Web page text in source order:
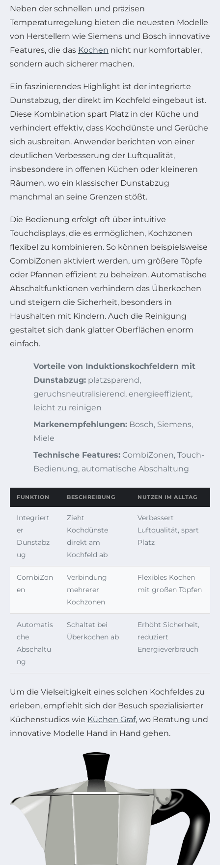
Neben der schnellen und präzisen
Temperaturregelung bieten die neuesten Modelle
von Herstellern wie Siemens und Bosch innovative
Features, die das Kochen nicht nur komfortabler,
sondern auch sicherer machen.
Ein faszinierendes Highlight ist der integrierte
Dunstabzug, der direkt im Kochfeld eingebaut ist.
Diese Kombination spart Platz in der Küche und
verhindert effektiv, dass Kochdünste und Gerüche
sich ausbreiten. Anwender berichten von einer
deutlichen Verbesserung der Luftqualität,
insbesondere in offenen Küchen oder kleineren
Räumen, wo ein klassischer Dunstabzug
manchmal an seine Grenzen stößt.
Die Bedienung erfolgt oft über intuitive
Touchdisplays, die es ermöglichen, Kochzonen
flexibel zu kombinieren. So können beispielsweise
CombiZonen aktiviert werden, um größere Töpfe
oder Pfannen effizient zu beheizen. Automatische
Abschaltfunktionen verhindern das Überkochen
und steigern die Sicherheit, besonders in
Haushalten mit Kindern. Auch die Reinigung
gestaltet sich dank glatter Oberflächen enorm
einfach.
Vorteile von Induktionskochfeldern mit
Dunstabzug: platzsparend,
geruchsneutralisierend, energieeffizient,
leicht zu reinigen
Markenempfehlungen: Bosch, Siemens,
Miele
Technische Features: CombiZonen, Touch-
Bedienung, automatische Abschaltung
FUNKTION BESCHREIBUNG NUTZEN IM ALLTAG
Integriert
er
Dunstabz
ug
Zieht
Kochdünste
direkt am
Kochfeld ab
Verbessert
Luftqualität, spart
Platz
CombiZon
en
Verbindung
mehrerer
Kochzonen
Flexibles Kochen
mit großen Töpfen
Automatis
che
Abschaltu
ng
Schaltet bei
Überkochen ab
Erhöht Sicherheit,
reduziert
Energieverbrauch
Um die Vielseitigkeit eines solchen Kochfeldes zu
erleben, empfiehlt sich der Besuch spezialisierter
Küchenstudios wie Küchen Graf, wo Beratung und
innovative Modelle Hand in Hand gehen.